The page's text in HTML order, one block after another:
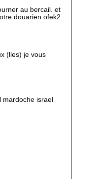
au bercail. et
douarien ofek2
(lles) je vous
israel